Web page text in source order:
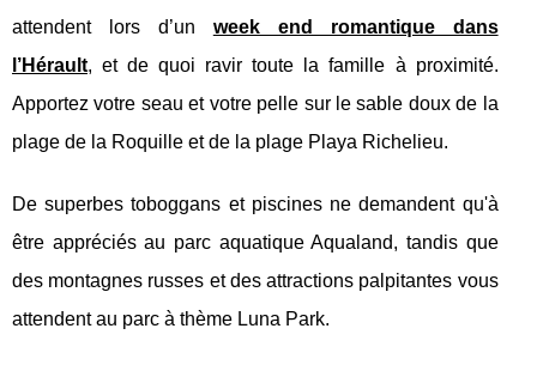
attendent lors d’un week end romantique dans
l’Hérault, et de quoi ravir toute la famille à proximité.
Apportez votre seau et votre pelle sur le sable doux de la
plage de la Roquille et de la plage Playa Richelieu.
De superbes toboggans et piscines ne demandent qu'à
être appréciés au parc aquatique Aqualand, tandis que
des montagnes russes et des attractions palpitantes vous
attendent au parc à thème Luna Park.